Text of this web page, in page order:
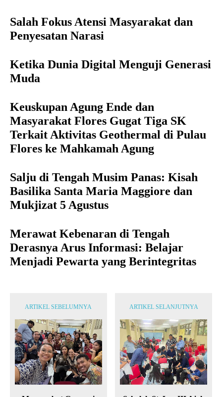
Salah Fokus Atensi Masyarakat dan
Penyesatan Narasi
Ketika Dunia Digital Menguji Generasi
Muda
Keuskupan Agung Ende dan
Masyarakat Flores Gugat Tiga SK
Terkait Aktivitas Geothermal di Pulau
Flores ke Mahkamah Agung
Salju di Tengah Musim Panas: Kisah
Basilika Santa Maria Maggiore dan
Mukjizat 5 Agustus
Merawat Kebenaran di Tengah
Derasnya Arus Informasi: Belajar
Menjadi Pewarta yang Berintegritas
ARTIKEL SEBELUMNYA ARTIKEL SELANJUTNYA